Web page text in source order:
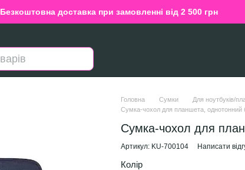
Безкоштовна доставка при замовленні від 2 500 грн
Головна Сумки Для ноутбуків/
Сумка-чохол для планшета, однотонний
Сумка-чохол для
Артикул: KU-700104 Написати
Колір